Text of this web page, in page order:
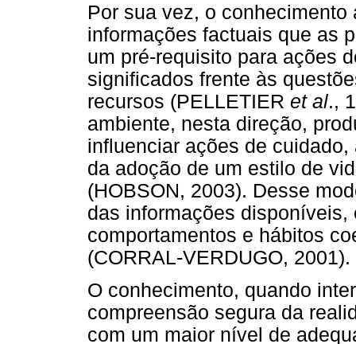
Por sua vez, o
informações factuais que as
um pré-requisito para ações
significados frente às
recursos (PELLETIER et al.,
ambiente, nesta direção,
influenciar ações de
da adoção de um estilo de
(HOBSON, 2003). Desse
das informações
comportamentos e hábitos
(CORRAL-VERDUGO, 2001).
O conhecimento, quando
compreensão segura da
com um maior nível de